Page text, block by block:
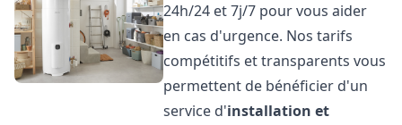
24h/24 et 7j/7 pour vous aider
en cas d'urgence. Nos tarifs
compétitifs et transparents vous
permettent de bénéficier d'un
service d'installation et